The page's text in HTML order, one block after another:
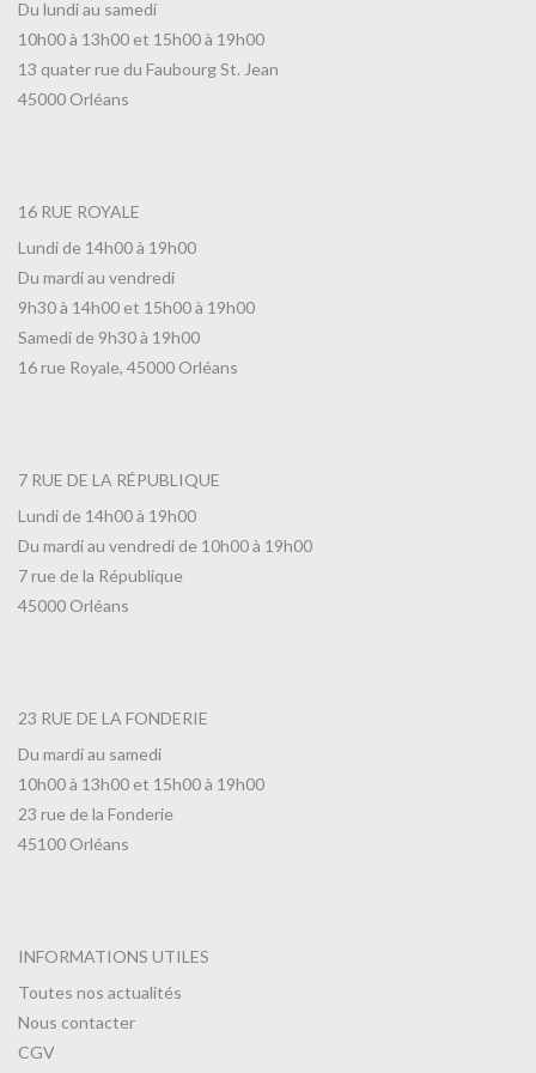
Du lundi au samedi
10h00 à 13h00 et 15h00 à 19h00
13 quater rue du Faubourg St. Jean
45000 Orléans
16 RUE ROYALE
Lundi de 14h00 à 19h00
Du mardi au vendredi
9h30 à 14h00 et 15h00 à 19h00
Samedi de 9h30 à 19h00
16 rue Royale, 45000 Orléans
7 RUE DE LA RÉPUBLIQUE
Lundi de 14h00 à 19h00
Du mardi au vendredi de 10h00 à 19h00
7 rue de la République
45000 Orléans
23 RUE DE LA FONDERIE
Du mardi au samedi
10h00 à 13h00 et 15h00 à 19h00
23 rue de la Fonderie
45100 Orléans
INFORMATIONS UTILES
Toutes nos actualités
Nous contacter
CGV